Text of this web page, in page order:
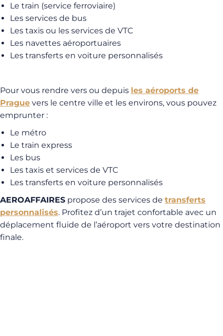
Le train (service ferroviaire)
Les services de bus
Les taxis ou les services de VTC
Les navettes aéroportuaires
Les transferts en voiture personnalisés
Pour vous rendre vers ou depuis les aéroports de
Prague vers le centre ville et les environs, vous pouvez
emprunter :
Le métro
Le train express
Les bus
Les taxis et services de VTC
Les transferts en voiture personnalisés
AEROAFFAIRES propose des services de transferts
personnalisés. Profitez d’un trajet confortable avec un
déplacement fluide de l’aéroport vers votre destination
finale.